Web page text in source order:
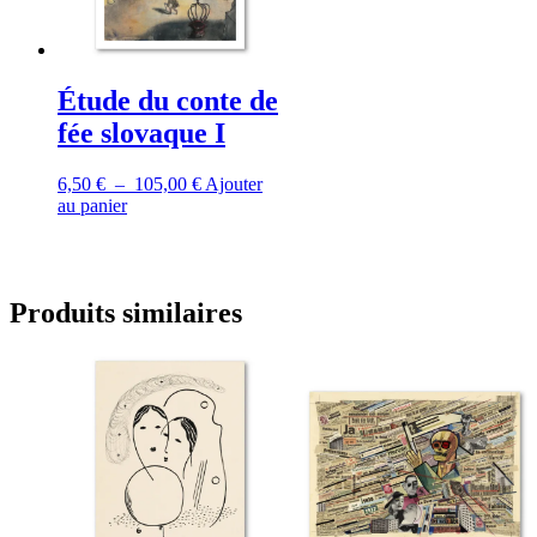
page
du
Étude du conte de
fée slovaque I
6,50 € – 105,00 €Plage
Ajouter
au panierCe
Les
être
choisies
sur
la
page
du
produit
Produits similaires